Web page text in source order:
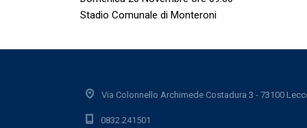
Stadio Comunale di Monteroni
Via Colonnello Archimede Costadura 3 - 73100
0832.241501